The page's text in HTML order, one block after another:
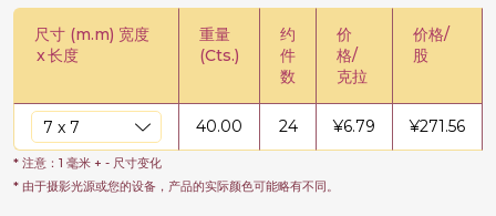
尺寸 (m.m) 宽度
x长度
重量
(Cts.)
约
件
数
价
格/
克拉
价格/
股
40.00 24 ¥6.79 ¥271.56
* 注意：1 毫米 + - 尺寸变化
* 由于摄影光源或您的设备，产品的实际颜色可能略有不同。